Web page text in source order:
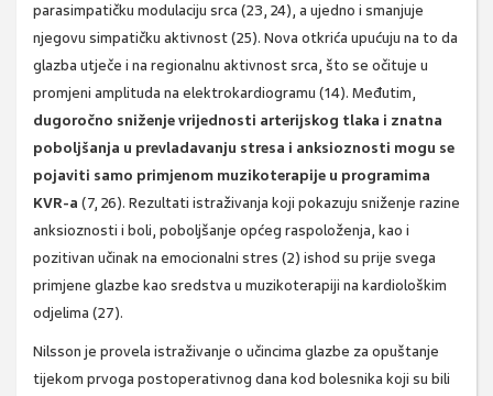
parasimpatičku modulaciju srca (23, 24), a ujedno i smanjuje
njegovu simpatičku aktivnost (25). Nova otkrića upućuju na to da
glazba utječe i na regionalnu aktivnost srca, što se očituje u
promjeni amplituda na elektrokardiogramu (14). Međutim,
dugoročno sniženje vrijednosti arterijskog tlaka i znatna
poboljšanja u prevladavanju stresa i anksioznosti mogu se
pojaviti samo primjenom muzikoterapije u programima
KVR-a (7, 26). Rezultati istraživanja koji pokazuju sniženje razine
anksioznosti i boli, poboljšanje općeg raspoloženja, kao i
pozitivan učinak na emocionalni stres (2) ishod su prije svega
primjene glazbe kao sredstva u muzikoterapiji na kardiološkim
odjelima (27).
Nilsson je provela istraživanje o učincima glazbe za opuštanje
tijekom prvoga postoperativnog dana kod bolesnika koji su bili